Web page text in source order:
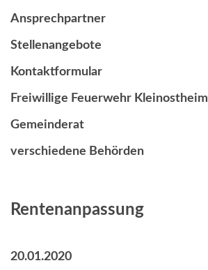
Ansprechpartner
Stellenangebote
Kontaktformular
Freiwillige Feuerwehr Kleinostheim
Gemeinderat
verschiedene Behörden
Rentenanpassung
20.01.2020